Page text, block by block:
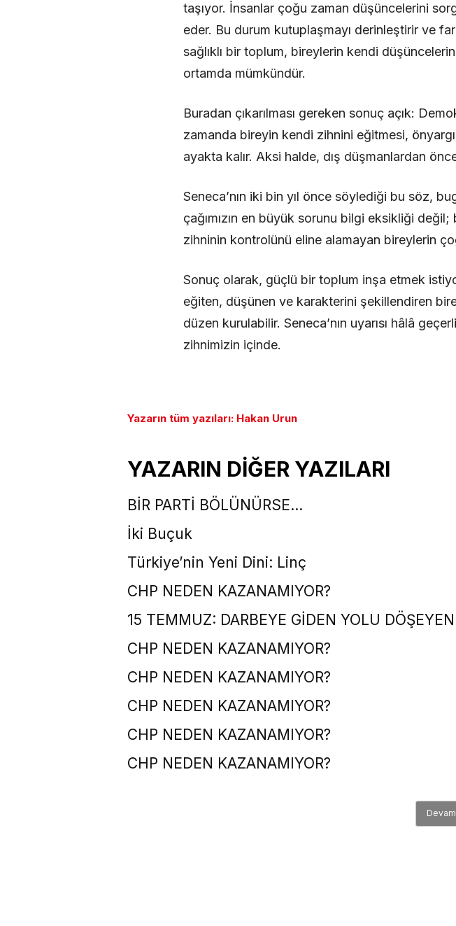
taşıyor. İnsanlar çoğu zaman düşüncelerini
eder. Bu durum kutuplaşmayı derinleştirir ve
sağlıklı bir toplum, bireylerin kendi
ortamda mümkündür.
Buradan çıkarılması gereken sonuç açık:
zamanda bireyin kendi zihnini eğitmesi,
ayakta kalır. Aksi halde, dış düşmanlardan
Seneca’nın iki bin yıl önce söylediği bu söz,
çağımızın en büyük sorunu bilgi eksikliği
zihninin kontrolünü eline alamayan bireylerin
Sonuç olarak, güçlü bir toplum inşa etmek
eğiten, düşünen ve karakterini şekillendiren
düzen kurulabilir. Seneca’nın uyarısı hâlâ
zihnimizin içinde.
Yazarın tüm yazıları: Hakan Urun
YAZARIN DİĞER YAZILARI
BİR PARTİ BÖLÜNÜRSE…
İki Buçuk
Türkiye’nin Yeni Dini: Linç
CHP NEDEN KAZANAMIYOR?
15 TEMMUZ: DARBEYE GİDEN YOLU
CHP NEDEN KAZANAMIYOR?
CHP NEDEN KAZANAMIYOR?
CHP NEDEN KAZANAMIYOR?
CHP NEDEN KAZANAMIYOR?
CHP NEDEN KAZANAMIYOR?